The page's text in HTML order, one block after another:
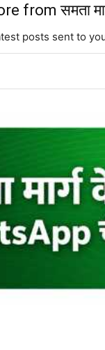
from समता
posts sent to